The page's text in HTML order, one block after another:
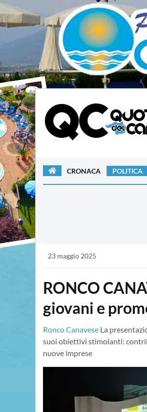
CRONACA POLITICA
23 maggio 2025
RONCO
giovani e
Ronco Canavese La
suoi obiettivi stimolanti:
nuove imprese